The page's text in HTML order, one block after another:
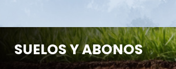
SUELOS Y ABONOS